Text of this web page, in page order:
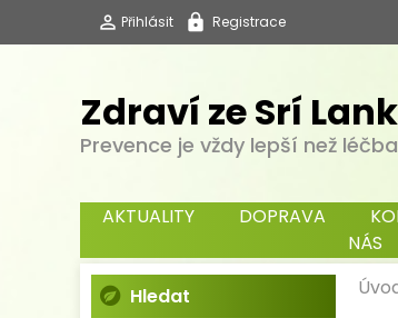
Přihlásit Registrace
Zdraví ze Srí
Prevence je vždy lepší než léčba
AKTUALITY DOPRAVA
NÁS
Hledat